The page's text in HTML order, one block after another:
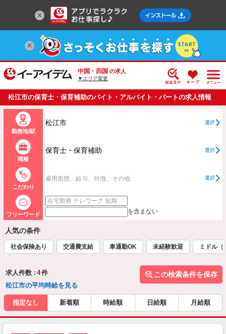
中国・四国 の求人
▼エリア変更
松江市の保育士・保育補助のバイト・アルバイト・パートの求人情報
一覧
勤務地/駅
松江市 選択
職種
保育士・保育補助 選択
こだわり
雇用形態、給与、特徴、その他 選択
フリーワード を含まない
人気の条件
社会保険あり 交通費支給 車通勤OK 未経験歓迎 ミドル
求人件数 : 4件
松江市の平均時給を見る
この検索条件を保存
指定なし 新着順 時給順 日給順 月給順